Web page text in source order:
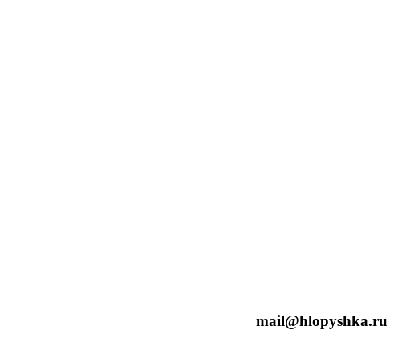
mail@hlopyshka.ru